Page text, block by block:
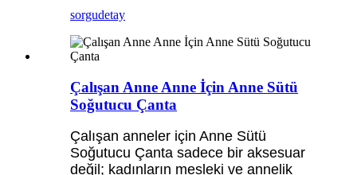
sorgudetay
Çalışan Anne Anne İçin Anne Sütü
Soğutucu Çanta
Çalışan anneler için Anne Sütü
Soğutucu Çanta sadece bir aksesuar
değil; kadınların mesleki ve annelik